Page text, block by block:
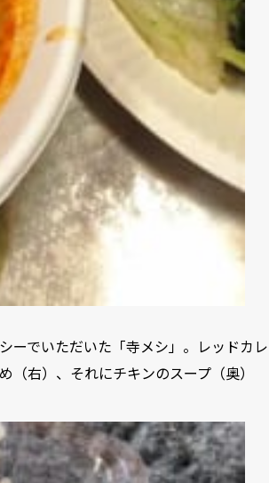
ーでいただいた「寺メシ」。レッドカレ
（右）、それにチキンのスープ（奥）